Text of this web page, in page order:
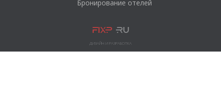
Бронирование отелей
ДИЗАЙН И РАЗРАБОТКА